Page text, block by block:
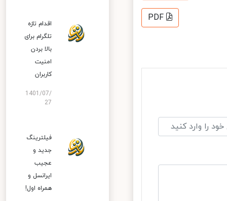
PDF
اقدام تازه
تلگرام برای
بالا بردن
امنیت
کاربران
1401/07/
27
فیلترینگ
جدید و
عجیب
ایرانسل و
همراه اول!